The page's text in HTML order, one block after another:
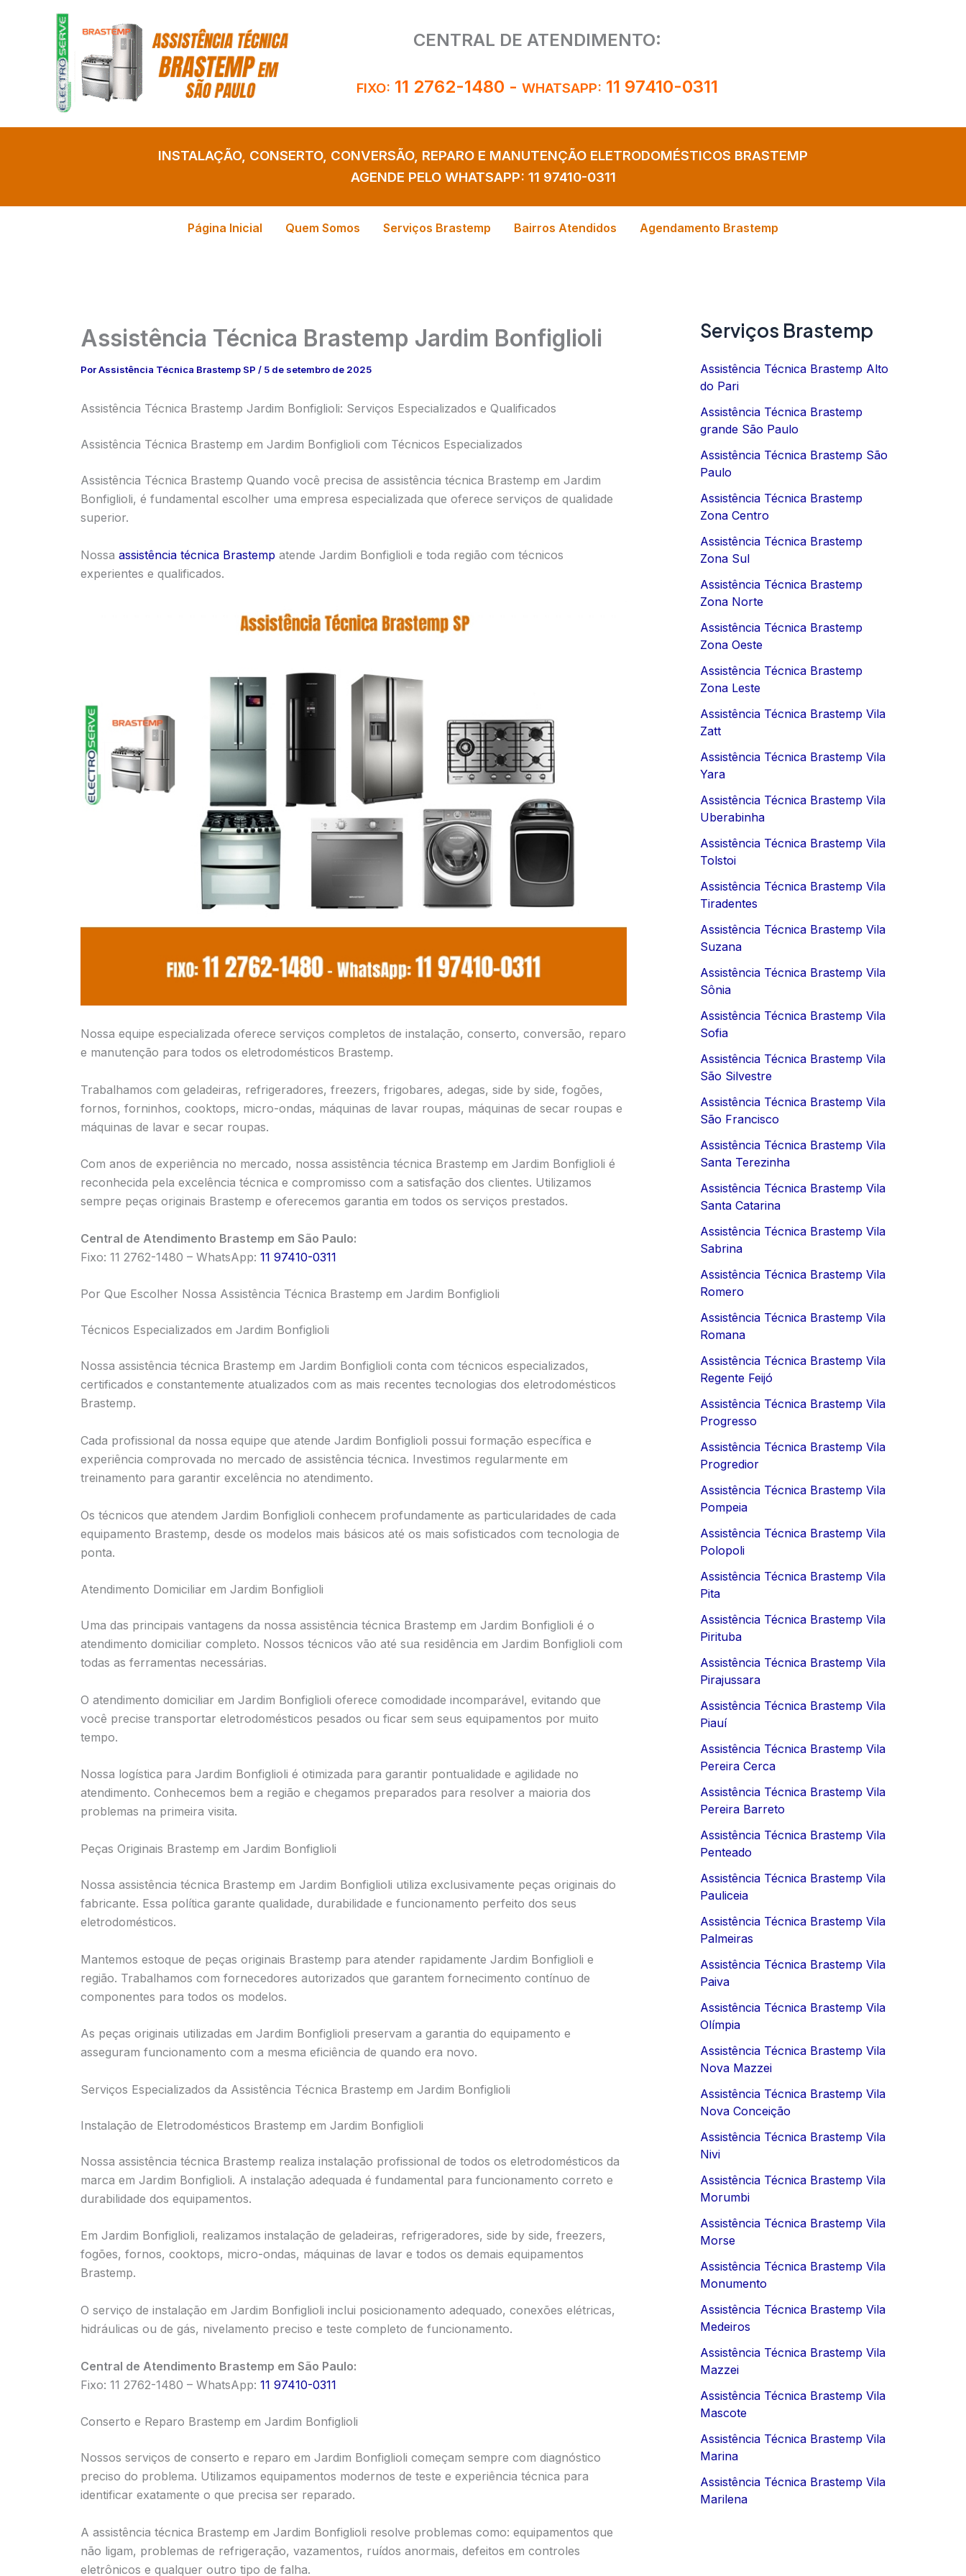
CENTRAL DE ATENDIMENTO:
FIXO: 11 2762-1480 - WHATSAPP: 11 97410-0311
INSTALAÇÃO, CONSERTO, CONVERSÃO, REPARO E MANUTENÇÃO ELETRODOMÉSTICOS BRASTEMP
AGENDE PELO WHATSAPP: 11 97410-0311
Página Inicial Quem Somos Serviços Brastemp Bairros Atendidos Agendamento Brastemp
Assistência Técnica Brastemp Jardim Bonfiglioli
PorAssistência Técnica Brastemp SP / 5 de setembro de 2025
Assistência Técnica Brastemp Jardim Bonfiglioli: Serviços Especializados e Qualificados
Assistência Técnica Brastemp em Jardim Bonfiglioli com Técnicos Especializados
Assistência Técnica Brastemp Quando você precisa de assistência técnica Brastemp em Jardim
Bonfiglioli, é fundamental escolher uma empresa especializada que oferece serviços de qualidade
superior.
Nossa assistência técnica Brastemp atende Jardim Bonfiglioli e toda região com técnicos
experientes e qualificados.
Nossa equipe especializada oferece serviços completos de instalação, conserto, conversão, reparo
e manutenção para todos os eletrodomésticos Brastemp.
Trabalhamos com geladeiras, refrigeradores, freezers, frigobares, adegas, side by side, fogões,
fornos, forninhos, cooktops, micro-ondas, máquinas de lavar roupas, máquinas de secar roupas e
máquinas de lavar e secar roupas.
Com anos de experiência no mercado, nossa assistência técnica Brastemp em Jardim Bonfiglioli é
reconhecida pela excelência técnica e compromisso com a satisfação dos clientes. Utilizamos
sempre peças originais Brastemp e oferecemos garantia em todos os serviços prestados.
Central de Atendimento Brastemp em São Paulo:
Fixo: 11 2762-1480 – WhatsApp: 11 97410-0311
Por Que Escolher Nossa Assistência Técnica Brastemp em Jardim Bonfiglioli
Técnicos Especializados em Jardim Bonfiglioli
Nossa assistência técnica Brastemp em Jardim Bonfiglioli conta com técnicos especializados,
certificados e constantemente atualizados com as mais recentes tecnologias dos eletrodomésticos
Brastemp.
Cada profissional da nossa equipe que atende Jardim Bonfiglioli possui formação específica e
experiência comprovada no mercado de assistência técnica. Investimos regularmente em
treinamento para garantir excelência no atendimento.
Os técnicos que atendem Jardim Bonfiglioli conhecem profundamente as particularidades de cada
equipamento Brastemp, desde os modelos mais básicos até os mais sofisticados com tecnologia de
ponta.
Atendimento Domiciliar em Jardim Bonfiglioli
Uma das principais vantagens da nossa assistência técnica Brastemp em Jardim Bonfiglioli é o
atendimento domiciliar completo. Nossos técnicos vão até sua residência em Jardim Bonfiglioli com
todas as ferramentas necessárias.
O atendimento domiciliar em Jardim Bonfiglioli oferece comodidade incomparável, evitando que
você precise transportar eletrodomésticos pesados ou ficar sem seus equipamentos por muito
tempo.
Nossa logística para Jardim Bonfiglioli é otimizada para garantir pontualidade e agilidade no
atendimento. Conhecemos bem a região e chegamos preparados para resolver a maioria dos
problemas na primeira visita.
Peças Originais Brastemp em Jardim Bonfiglioli
Nossa assistência técnica Brastemp em Jardim Bonfiglioli utiliza exclusivamente peças originais do
fabricante. Essa política garante qualidade, durabilidade e funcionamento perfeito dos seus
eletrodomésticos.
Mantemos estoque de peças originais Brastemp para atender rapidamente Jardim Bonfiglioli e
região. Trabalhamos com fornecedores autorizados que garantem fornecimento contínuo de
componentes para todos os modelos.
As peças originais utilizadas em Jardim Bonfiglioli preservam a garantia do equipamento e
asseguram funcionamento com a mesma eficiência de quando era novo.
Serviços Especializados da Assistência Técnica Brastemp em Jardim Bonfiglioli
Instalação de Eletrodomésticos Brastemp em Jardim Bonfiglioli
Nossa assistência técnica Brastemp realiza instalação profissional de todos os eletrodomésticos da
marca em Jardim Bonfiglioli. A instalação adequada é fundamental para funcionamento correto e
durabilidade dos equipamentos.
Em Jardim Bonfiglioli, realizamos instalação de geladeiras, refrigeradores, side by side, freezers,
fogões, fornos, cooktops, micro-ondas, máquinas de lavar e todos os demais equipamentos
Brastemp.
O serviço de instalação em Jardim Bonfiglioli inclui posicionamento adequado, conexões elétricas,
hidráulicas ou de gás, nivelamento preciso e teste completo de funcionamento.
Central de Atendimento Brastemp em São Paulo:
Fixo: 11 2762-1480 – WhatsApp: 11 97410-0311
Conserto e Reparo Brastemp em Jardim Bonfiglioli
Nossos serviços de conserto e reparo em Jardim Bonfiglioli começam sempre com diagnóstico
preciso do problema. Utilizamos equipamentos modernos de teste e experiência técnica para
identificar exatamente o que precisa ser reparado.
A assistência técnica Brastemp em Jardim Bonfiglioli resolve problemas como: equipamentos que
não ligam, problemas de refrigeração, vazamentos, ruídos anormais, defeitos em controles
eletrônicos e qualquer outro tipo de falha.
Serviços Brastemp
Assistência Técnica Brastemp Alto
do Pari
Assistência Técnica Brastemp
grande São Paulo
Assistência Técnica Brastemp São
Paulo
Assistência Técnica Brastemp
Zona Centro
Assistência Técnica Brastemp
Zona Sul
Assistência Técnica Brastemp
Zona Norte
Assistência Técnica Brastemp
Zona Oeste
Assistência Técnica Brastemp
Zona Leste
Assistência Técnica Brastemp Vila
Zatt
Assistência Técnica Brastemp Vila
Yara
Assistência Técnica Brastemp Vila
Uberabinha
Assistência Técnica Brastemp Vila
Tolstoi
Assistência Técnica Brastemp Vila
Tiradentes
Assistência Técnica Brastemp Vila
Suzana
Assistência Técnica Brastemp Vila
Sônia
Assistência Técnica Brastemp Vila
Sofia
Assistência Técnica Brastemp Vila
São Silvestre
Assistência Técnica Brastemp Vila
São Francisco
Assistência Técnica Brastemp Vila
Santa Terezinha
Assistência Técnica Brastemp Vila
Santa Catarina
Assistência Técnica Brastemp Vila
Sabrina
Assistência Técnica Brastemp Vila
Romero
Assistência Técnica Brastemp Vila
Romana
Assistência Técnica Brastemp Vila
Regente Feijó
Assistência Técnica Brastemp Vila
Progresso
Assistência Técnica Brastemp Vila
Progredior
Assistência Técnica Brastemp Vila
Pompeia
Assistência Técnica Brastemp Vila
Polopoli
Assistência Técnica Brastemp Vila
Pita
Assistência Técnica Brastemp Vila
Pirituba
Assistência Técnica Brastemp Vila
Pirajussara
Assistência Técnica Brastemp Vila
Piauí
Assistência Técnica Brastemp Vila
Pereira Cerca
Assistência Técnica Brastemp Vila
Pereira Barreto
Assistência Técnica Brastemp Vila
Penteado
Assistência Técnica Brastemp Vila
Pauliceia
Assistência Técnica Brastemp Vila
Palmeiras
Assistência Técnica Brastemp Vila
Paiva
Assistência Técnica Brastemp Vila
Olímpia
Assistência Técnica Brastemp Vila
Nova Mazzei
Assistência Técnica Brastemp Vila
Nova Conceição
Assistência Técnica Brastemp Vila
Nivi
Assistência Técnica Brastemp Vila
Morumbi
Assistência Técnica Brastemp Vila
Morse
Assistência Técnica Brastemp Vila
Monumento
Assistência Técnica Brastemp Vila
Medeiros
Assistência Técnica Brastemp Vila
Mazzei
Assistência Técnica Brastemp Vila
Mascote
Assistência Técnica Brastemp Vila
Marina
Assistência Técnica Brastemp Vila
Marilena